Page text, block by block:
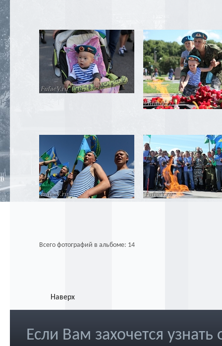
Всего фотографий в альбоме: 14
Наверх
Если Вам захочется